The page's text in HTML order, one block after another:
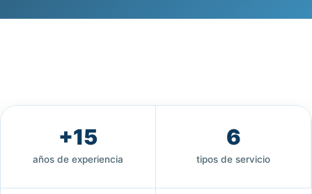
+15
años de experiencia
6
tipos de servicio